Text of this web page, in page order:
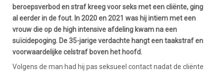
beroepsverbod en straf kreeg voor seks met een cliënte, ging
al eerder in de fout. In 2020 en 2021 was hij intiem met een
vrouw die op de high intensive afdeling kwam na een
suïcidepoging. De 35-jarige verdachte hangt een taakstraf en
voorwaardelijke celstraf boven het hoofd.
Volgens de man had hij pas seksueel contact nadat de cliënte